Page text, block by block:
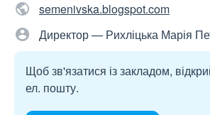
semenivska.blogspot.com
Директор — Рихліцька Марія
Щоб зв'язатися із закладом,
ел. пошту.